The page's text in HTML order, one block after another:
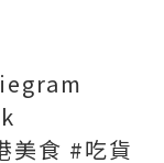
食 #吃貨